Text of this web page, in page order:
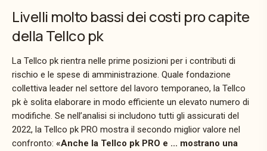
Livelli molto bassi dei costi pro capite
della Tellco pk
La Tellco pk rientra nelle prime posizioni per i contributi di
rischio e le spese di amministrazione. Quale fondazione
collettiva leader nel settore del lavoro temporaneo, la Tellco
pk è solita elaborare in modo efficiente un elevato numero di
modifiche. Se nell’analisi si includono tutti gli assicurati del
2022, la Tellco pk PRO mostra il secondo miglior valore nel
confronto: «Anche la Tellco pk PRO e ... mostrano una